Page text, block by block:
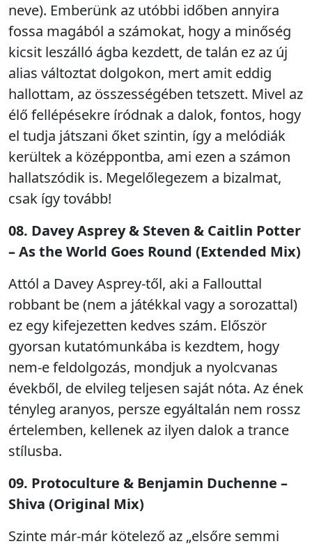
neve). Emberünk az utóbbi időben annyira
fossa magából a számokat, hogy a minőség
kicsit leszálló ágba kezdett, de talán ez az új
alias változtat dolgokon, mert amit eddig
hallottam, az összességében tetszett. Mivel az
élő fellépésekre íródnak a dalok, fontos, hogy
el tudja játszani őket szintin, így a melódiák
kerültek a középpontba, ami ezen a számon
hallatszódik is. Megelőlegezem a bizalmat,
csak így tovább!
08. Davey Asprey & Steven & Caitlin Potter
– As the World Goes Round (Extended Mix)
Attól a Davey Asprey-től, aki a Fallouttal
robbant be (nem a játékkal vagy a sorozattal)
ez egy kifejezetten kedves szám. Először
gyorsan kutatómunkába is kezdtem, hogy
nem-e feldolgozás, mondjuk a nyolcvanas
évekből, de elvileg teljesen saját nóta. Az ének
tényleg aranyos, persze egyáltalán nem rossz
értelemben, kellenek az ilyen dalok a trance
stílusba.
09. Protoculture & Benjamin Duchenne –
Shiva (Original Mix)
Szinte már-már kötelező az „elsőre semmi